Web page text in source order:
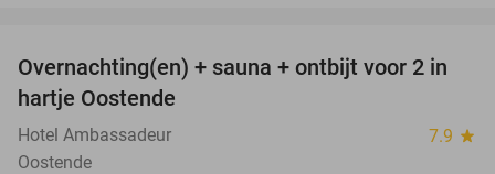
42%
Overnachting(en) + sauna + ontbijt voor 2 in
hartje Oostende
Hotel Ambassadeur 7.9 star
Oostende